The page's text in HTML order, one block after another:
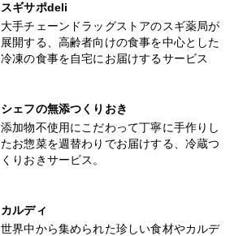
スギサポdeli
大手チェーンドラッグストアのスギ薬局が
展開する、高齢者向けの食事を中心とした
冷凍の食事を自宅にお届けするサービス
シェフの無添つくりおき
添加物不使用にこだわって丁寧に手作りし
たお惣菜を週替わりでお届けする、冷蔵つ
くりおきサービス。
カルディ
世界中から集められた珍しい食材やカルデ